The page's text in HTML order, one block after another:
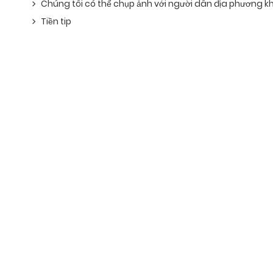
Chúng tôi có thể chụp ảnh với người dân địa phương
Tiền tip